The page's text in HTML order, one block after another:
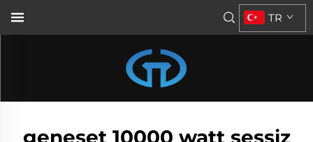
TR
geneset 10000 watt sessiz